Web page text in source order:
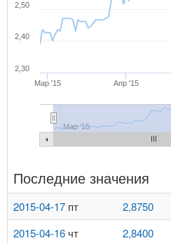
Мар '15 Апр '15
Мар '15
2,30
2,40
2,50
Последние значения
2015-04-17 пт 2,8750
2015-04-16 чт 2,8400